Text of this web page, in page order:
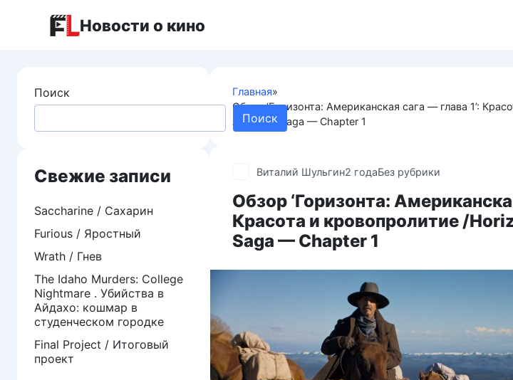
Новости о кино
Главная»
Обзор ‘Горизонта: Американская сага — глава 1’:
American Saga — Chapter 1
Виталий Шульгин2 годаБез рубрики
Обзор ‘Горизонта:
Красота и кровопролитие /
Saga — Chapter 1
Поиск
Поиск
Свежие записи
Saccharine / Сахарин
Furious / Яростный
Wrath / Гнев
The Idaho Murders: College
Nightmare . Убийства в
Айдахо: кошмар в
студенческом городке
Final Project / Итоговый
проект